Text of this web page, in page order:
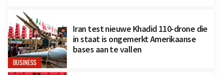
BUSINESS
Iran test nieuwe Khadid 110-drone die
in staat is ongemerkt Amerikaanse
bases aan te vallen